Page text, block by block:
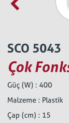
SCO 5043
Çok
Güç (W) : 400
Malzeme : Plastik
Çap (cm) : 15